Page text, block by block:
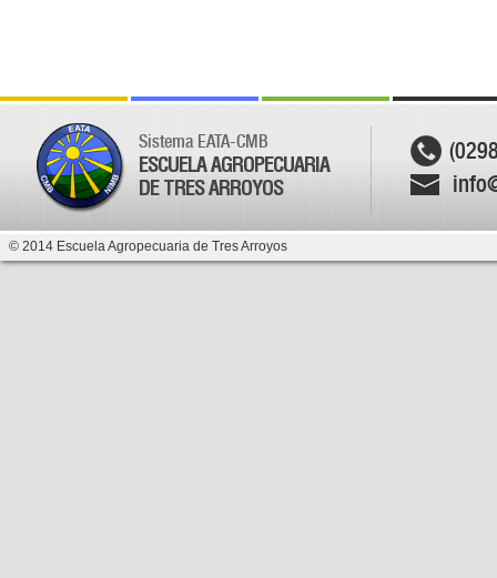
Sistema EATA-CMB
ESCUELA AGROPECUARIA
DE TRES ARROYOS
© 2014 Escuela Agropecuaria de Tres Arroyos